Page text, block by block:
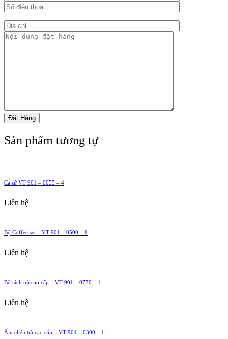
Sản phẩm tương tự
Ca sứ VT 901 – 0055 – 4
Liên hệ
Bộ Coffee set – VT 901 – 0500 – 1
Liên hệ
Bộ tách trà cao cấp – VT 901 – 0770 – 1
Liên hệ
Ấm chén trà cao cấp – VT 904 – 0300 – 1